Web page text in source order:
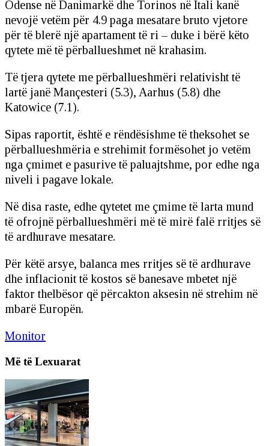
Odense në Danimarkë dhe Torinos në Itali kanë
nevojë vetëm për 4.9 paga mesatare bruto vjetore
për të blerë një apartament të ri – duke i bërë këto
qytete më të përballueshmet në krahasim.
Të tjera qytete me përballueshmëri relativisht të
lartë janë Mançesteri (5.3), Aarhus (5.8) dhe
Katowice (7.1).
Sipas raportit, është e rëndësishme të theksohet se
përballueshmëria e strehimit formësohet jo vetëm
nga çmimet e pasurive të paluajtshme, por edhe nga
niveli i pagave lokale.
Në disa raste, edhe qytetet me çmime të larta mund
të ofrojnë përballueshmëri më të mirë falë rritjes së
të ardhurave mesatare.
Për këtë arsye, balanca mes rritjes së të ardhurave
dhe inflacionit të kostos së banesave mbetet një
faktor thelbësor që përcakton aksesin në strehim në
mbarë Europën.
Monitor
Më të Lexuarat